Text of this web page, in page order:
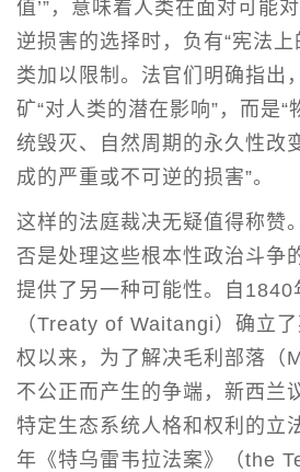
值’”，意味着人类在面对可能
逆损害的选择时，负有“宪法上
类加以限制。法官们明确指出
矿“对人类的潜在影响”，而是“
统毁灭、自然周期的永久性改
成的严重或不可逆的损害”。
这样的法庭裁决无疑值得称赞
否是处理这些根本性政治斗争
提供了另一种可能性。自1840
（Treaty of Waitangi）确立
权以来，为了解决毛利部落（
不公正而产生的争端，新西兰
特定生态系统人格和权利的立
年《特乌雷韦拉法案》（the